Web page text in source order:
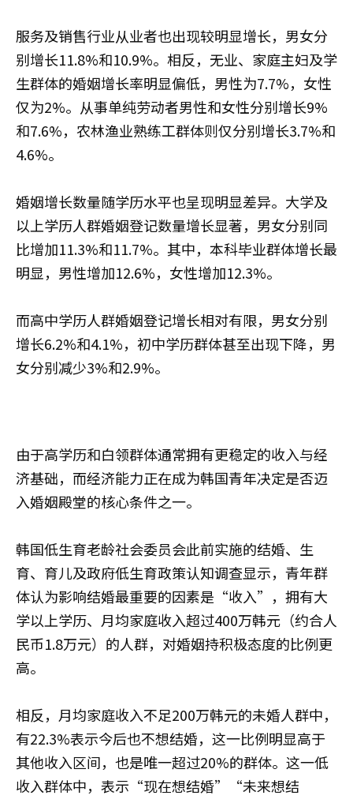
服务及销售行业从业者也出现较明显增长，男女分
别增长11.8%和10.9%。相反，无业、家庭主妇及学
生群体的婚姻增长率明显偏低，男性为7.7%，女性
仅为2%。从事单纯劳动者男性和女性分别增长9%
和7.6%，农林渔业熟练工群体则仅分别增长3.7%和
4.6%。
婚姻增长数量随学历水平也呈现明显差异。大学及
以上学历人群婚姻登记数量增长显著，男女分别同
比增加11.3%和11.7%。其中，本科毕业群体增长最
明显，男性增加12.6%，女性增加12.3%。
而高中学历人群婚姻登记增长相对有限，男女分别
增长6.2%和4.1%，初中学历群体甚至出现下降，男
女分别减少3%和2.9%。
由于高学历和白领群体通常拥有更稳定的收入与经
济基础，而经济能力正在成为韩国青年决定是否迈
入婚姻殿堂的核心条件之一。
韩国低生育老龄社会委员会此前实施的结婚、生
育、育儿及政府低生育政策认知调查显示，青年群
体认为影响结婚最重要的因素是“收入”，拥有大
学以上学历、月均家庭收入超过400万韩元（约合人
民币1.8万元）的人群，对婚姻持积极态度的比例更
高。
相反，月均家庭收入不足200万韩元的未婚人群中，
有22.3%表示今后也不想结婚，这一比例明显高于
其他收入区间，也是唯一超过20%的群体。这一低
收入群体中，表示“现在想结婚”“未来想结